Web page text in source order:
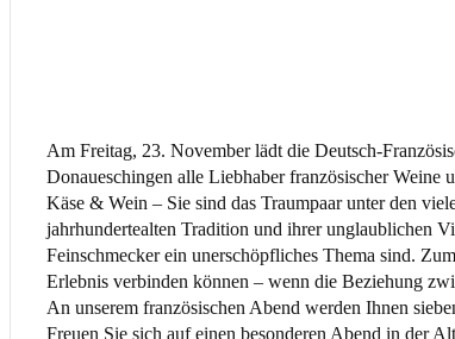
Am Freitag, 23. November lädt die Deutsch-
Donaueschingen alle Liebhaber französischer
Käse & Wein – Sie sind das Traumpaar unter den
jahrhundertealten Tradition und ihrer unglaublichen
Feinschmecker ein unerschöpfliches Thema sind.
Erlebnis verbinden können – wenn die Beziehung
An unserem französischen Abend werden Ihnen
Freuen Sie sich auf einen besonderen Abend in der